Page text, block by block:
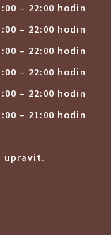
– 22:00 hodin
– 22:00 hodin
– 22:00 hodin
– 22:00 hodin
– 22:00 hodin
– 21:00 hodin
upravit.